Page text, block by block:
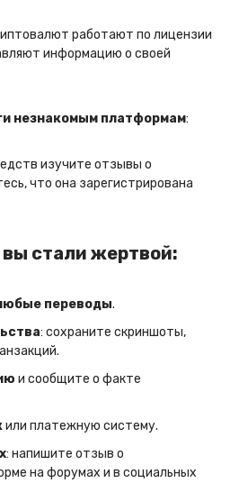
работают по лицензии
информацию о своей
незнакомым платформам:
изучите отзывы о
что она зарегистрирована
стали жертвой:
переводы.
: сохраните скриншоты,
и сообщите о факте
или платежную систему.
: напишите отзыв о
на форумах и в социальных